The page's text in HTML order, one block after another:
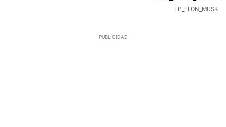
EP_ELON_MUSK